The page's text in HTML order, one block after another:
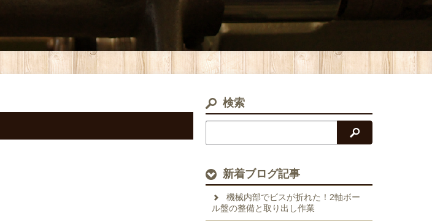
検索
検索
新着ブログ記事
機械内部でビスが折れた！2軸ボー
ル盤の整備と取り出し作業